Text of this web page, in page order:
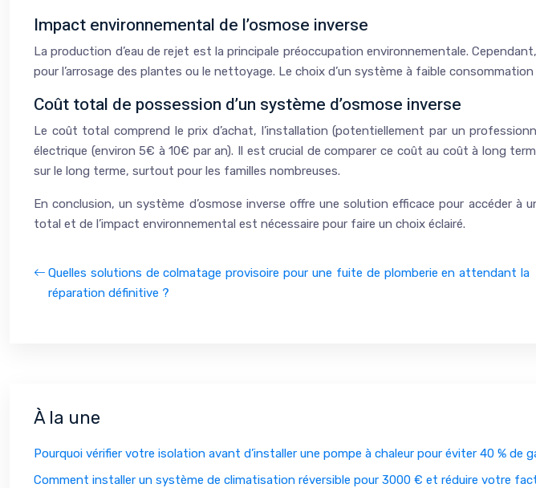
Impact environnemental de l’osmose inverse
La production d’eau de rejet est la principale préoccupation environnementale.
pour l’arrosage des plantes ou le nettoyage. Le choix d’un système à faible
Coût total de possession d’un système d’osmose inverse
Le coût total comprend le prix d’achat, l’installation (potentiellement par un
électrique (environ 5€ à 10€ par an). Il est crucial de comparer ce coût au coût à long
sur le long terme, surtout pour les familles nombreuses.
En conclusion, un système d’osmose inverse offre une solution efficace pour accéder
total et de l’impact environnemental est nécessaire pour faire un choix éclairé.
Quelles solutions de colmatage provisoire pour une fuite de plomberie en attendant la
réparation définitive ?
À la une
Pourquoi vérifier votre isolation avant d’installer une pompe à chaleur pour éviter 40 % de
Comment installer un système de climatisation réversible pour 3000 € et réduire votre